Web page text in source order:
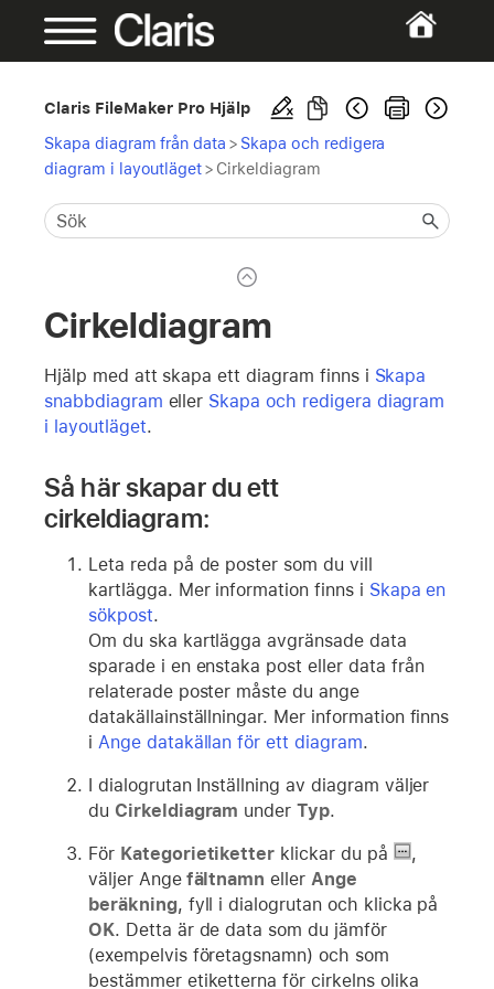
Claris FileMaker Pro Hjälp
Skapa diagram från data > Skapa och redigera
diagram i layoutläget> Cirkeldiagram
Cirkeldiagram
Hjälp med att skapa ett diagram finns i Skapa
snabbdiagram eller Skapa och redigera diagram
i layoutläget.
Så här skapar du ett
cirkeldiagram:
Leta reda på de poster som du vill
kartlägga. Mer information finns i Skapa en
sökpost.
Om du ska kartlägga avgränsade data
sparade i en enstaka post eller data från
relaterade poster måste du ange
datakällainställningar. Mer information finns
i Ange datakällan för ett diagram.
I dialogrutan Inställning av diagram väljer
du Cirkeldiagram underTyp.
För Kategorietiketter klickar du på
,
väljer Angefältnamn ellerAnge
beräkning, fyll i dialogrutan och klicka på
OK. Detta är de data som du jämför
(exempelvis företagsnamn) och som
bestämmer etiketterna för cirkelns olika